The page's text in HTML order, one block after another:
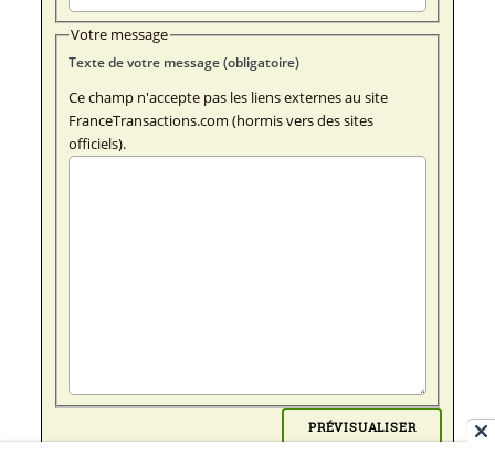
Votre message
Texte de votre message (obligatoire)
Ce champ n'accepte pas les liens externes au site
FranceTransactions.com (hormis vers des sites
officiels).